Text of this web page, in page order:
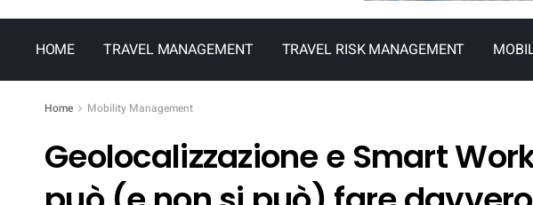
HOME TRAVEL MANAGEMENT TRAVEL RISK MANAGEMENT
Home Mobility Management
Geolocalizzazione e Smart